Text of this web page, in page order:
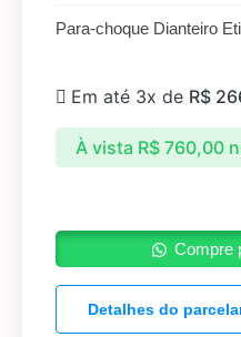
Para-choque Dianteiro
À vista R$760,00
Em até 3x de R$
Compre
Detalhes do